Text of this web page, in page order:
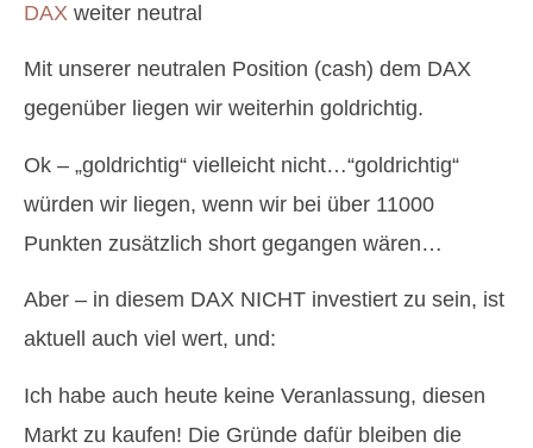
DAX weiter neutral
Mit unserer neutralen Position (cash) dem DAX
gegenüber liegen wir weiterhin goldrichtig.
Ok – „goldrichtig“ vielleicht nicht…“goldrichtig“
würden wir liegen, wenn wir bei über 11000
Punkten zusätzlich short gegangen wären…
Aber – in diesem DAX NICHT investiert zu sein, ist
aktuell auch viel wert, und:
Ich habe auch heute keine Veranlassung, diesen
Markt zu kaufen! Die Gründe dafür bleiben die